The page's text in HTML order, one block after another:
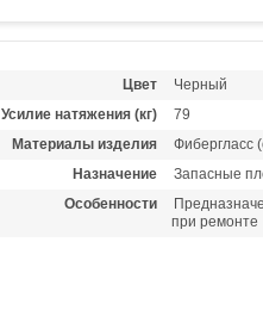
Цвет
Черный
Усилие натяжения (кг)
79
Материалы изделия
Фибергласс
Назначение
Запасные
Особенности
при ремонте